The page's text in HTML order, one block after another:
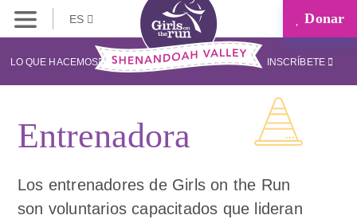
ES Donar
LO QUE HACEMOS INSCRÍBETE
Entrenadora
Los entrenadores de Girls on the Run
son voluntarios capacitados que lideran